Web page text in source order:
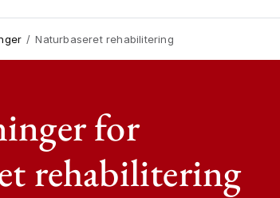
Naturbaseret rehabilitering
for
rehabilitering